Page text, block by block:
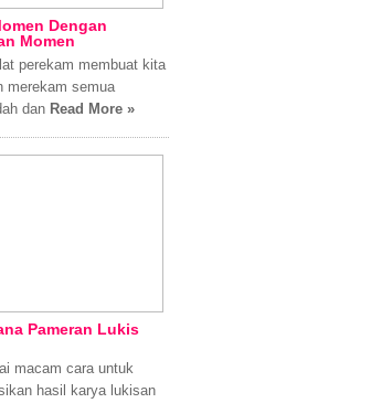
Dengan
Momen
perekam membuat kita
merekam semua
dan Read More »
Pameran Lukis
macam cara untuk
hasil karya lukisan